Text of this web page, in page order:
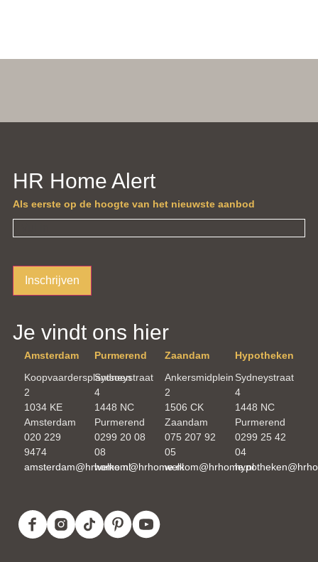
Je vindt ons hier
Amsterdam
Koopvaardersplantsoen
2
1034 KE
Amsterdam
020 229
9474
amsterdam@hrhome.nl
Purmerend
Sydneystraat
4
1448 NC
Purmerend
0299 20 08
08
welkom@hrhome.nl
Zaandam
Ankersmidplein
2
1506 CK
Zaandam
075 207 92
05
welkom@hrhome.nl
Hypotheken
Sydneystraat
4
1448 NC
Purmerend
0299 25 42
04
HR Home Alert
Als eerste op de hoogte van het nieuwste aanbod
Inschrijven